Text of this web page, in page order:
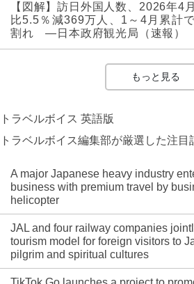
【図解】訪日外国人数、2026年4
比5.5％減369万人、1～4月累計
割れ ―日本政府観光局（速報）
もっと見る
トラベルボイス 英語版
トラベルボイス編集部が厳選した注目
A major Japanese heavy industry
business with premium travel by
helicopter
JAL and four railway companies
tourism model for foreign visitors to
pilgrim and spiritual cultures